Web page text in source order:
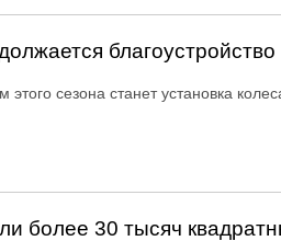
благоустройство
сезона станет установка
более 30 тысяч